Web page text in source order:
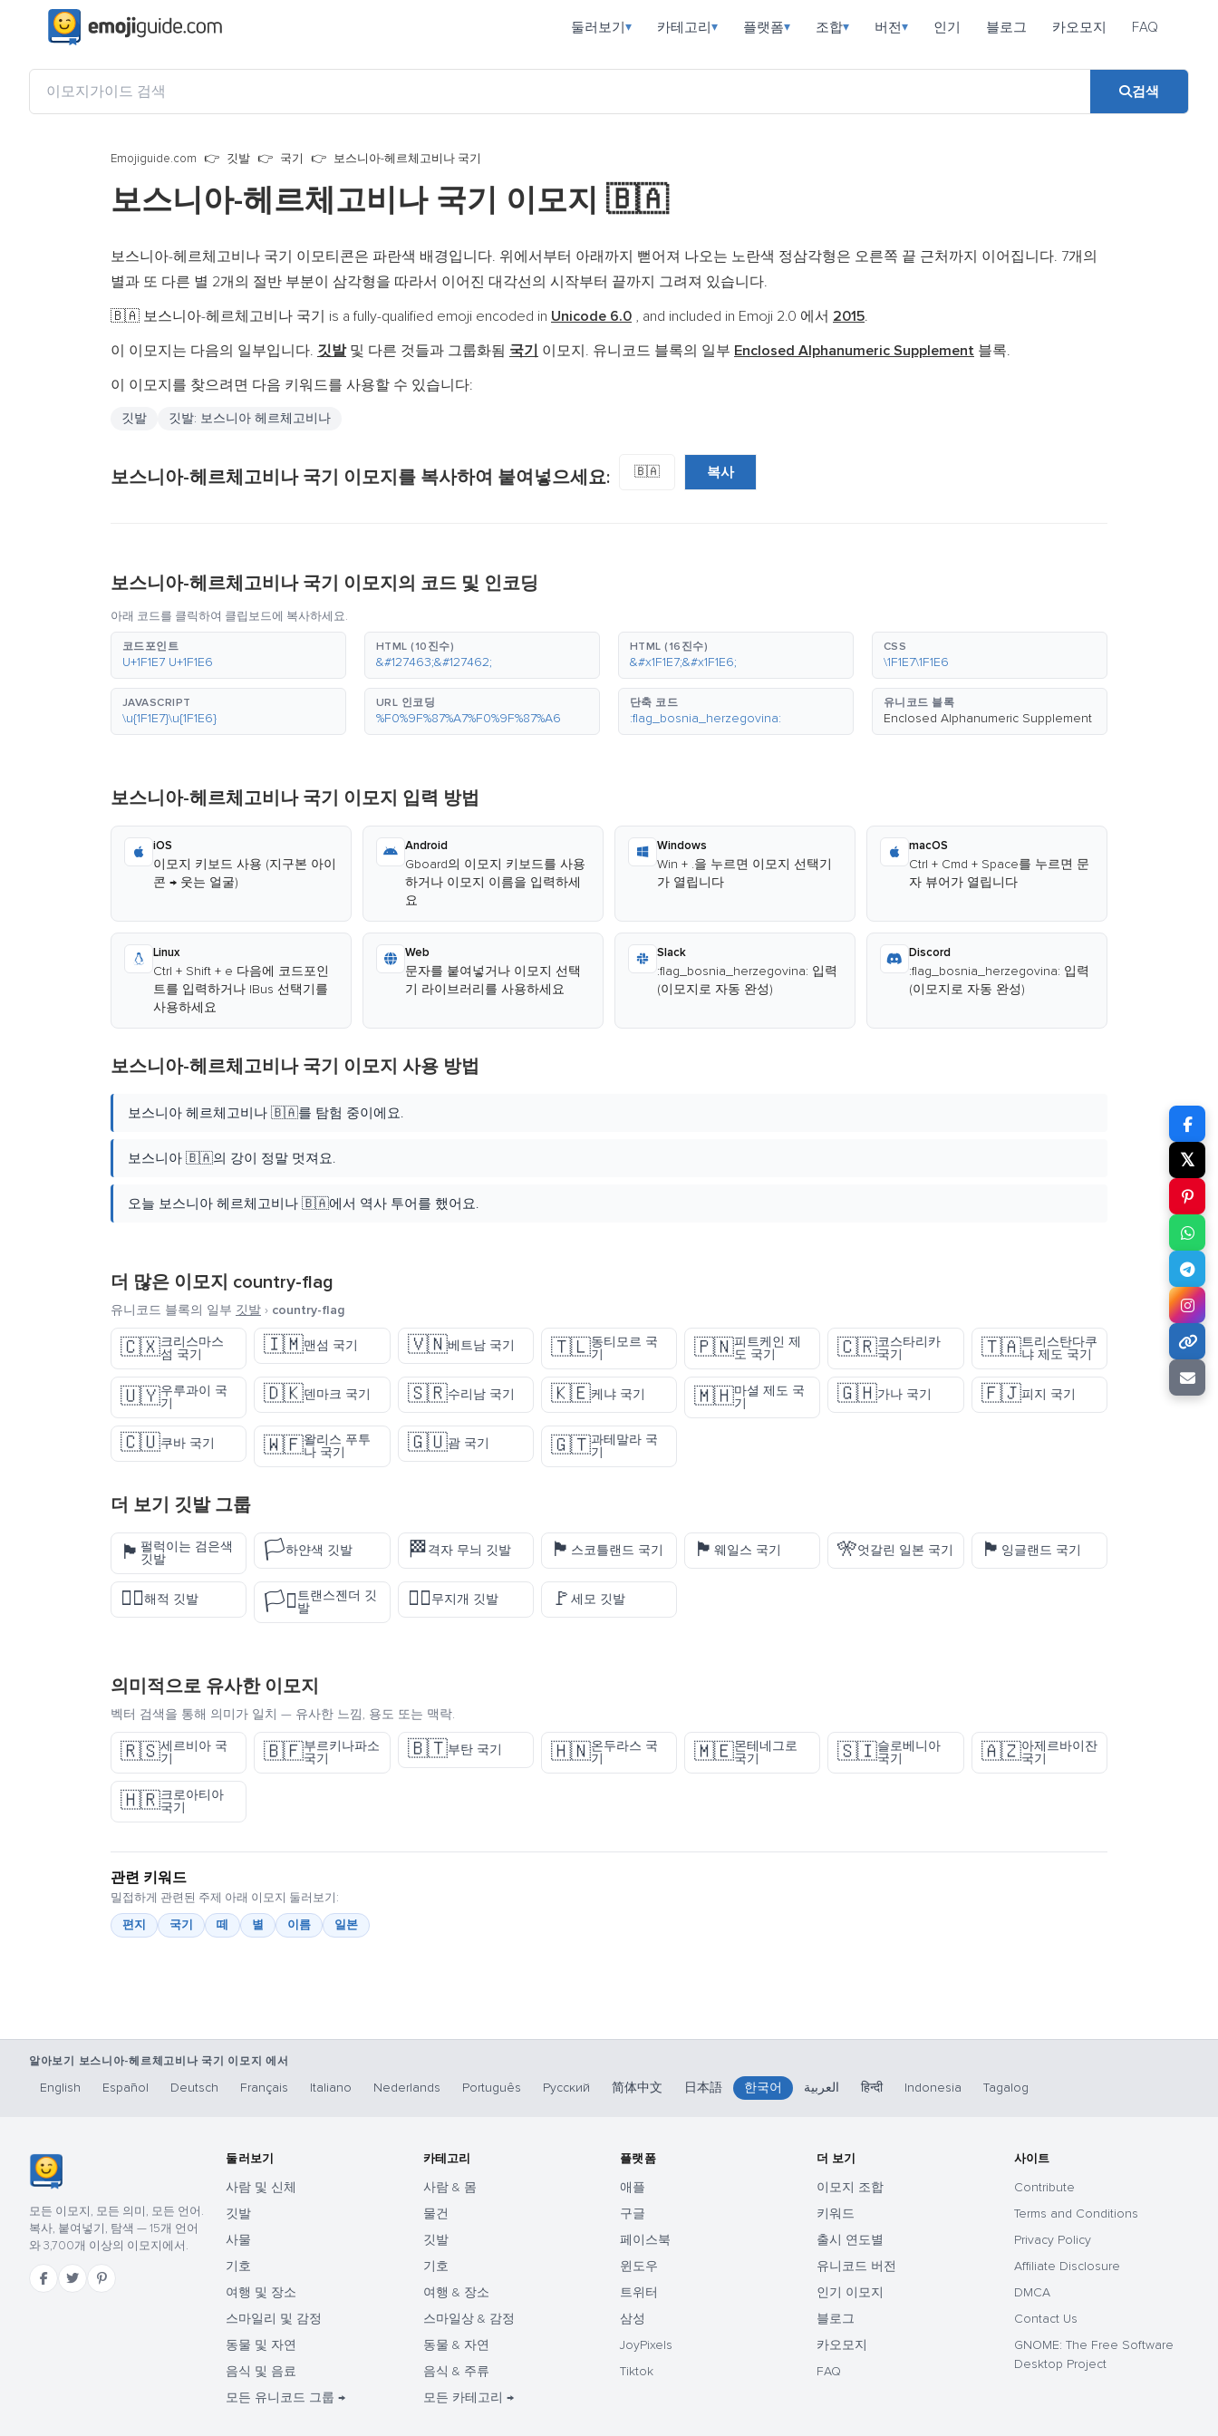
둘러보기▾ 카테고리▾ 플랫폼▾ 조합▾ 버전▾ 인기 블로그 카오모지 FAQ
검색
Emojiguide.com 깃발 국기 보스니아-헤르체고비나 국기
보스니아-헤르체고비나 국기 이모지 🇧🇦
보스니아-헤르체고비나 국기 이모티콘은 파란색 배경입니다. 위에서부터 아래까지 뻗어져 나오는 노란색 정삼각형은 오른쪽 끝 근처까지 이어집니다. 7개의
별과 또 다른 별 2개의 절반 부분이 삼각형을 따라서 이어진 대각선의 시작부터 끝까지 그려져 있습니다.
🇧🇦 보스니아-헤르체고비나 국기 is a fully-qualified emoji encoded in Unicode 6.0 , and included in Emoji 2.0 에서 2015.
이 이모지는 다음의 일부입니다. 깃발및 다른 것들과 그룹화됨 국기 이모지. 유니코드 블록의 일부 Enclosed Alphanumeric Supplement 블록.
이 이모지를 찾으려면 다음 키워드를 사용할 수 있습니다:
깃발 깃발: 보스니아 헤르체고비나
보스니아-헤르체고비나 국기 이모지를 복사하여 붙여넣으세요: 🇧🇦 복사
보스니아-헤르체고비나 국기 이모지의 코드 및 인코딩
아래 코드를 클릭하여 클립보드에 복사하세요.
코드포인트
U+1F1E7 U+1F1E6
HTML (10진수)
&#127463;&#127462;
HTML (16진수)
&#x1F1E7;&#x1F1E6;
CSS
\1F1E7\1F1E6
JAVASCRIPT
\u{1F1E7}\u{1F1E6}
URL 인코딩
%F0%9F%87%A7%F0%9F%87%A6
단축 코드
:flag_bosnia_herzegovina:
유니코드 블록
Enclosed Alphanumeric Supplement
보스니아-헤르체고비나 국기 이모지 입력 방법
iOS
이모지 키보드 사용 (지구본 아이
콘 → 웃는 얼굴)
Android
Gboard의 이모지 키보드를 사용
하거나 이모지 이름을 입력하세
요
Windows
Win + .을 누르면 이모지 선택기
가 열립니다
macOS
Ctrl + Cmd + Space를 누르면 문
자 뷰어가 열립니다
Linux
Ctrl + Shift + e 다음에 코드포인
트를 입력하거나 IBus 선택기를
사용하세요
Web
문자를 붙여넣거나 이모지 선택
기 라이브러리를 사용하세요
Slack
:flag_bosnia_herzegovina: 입력
(이모지로 자동 완성)
Discord
:flag_bosnia_herzegovina: 입력
(이모지로 자동 완성)
보스니아-헤르체고비나 국기 이모지 사용 방법
보스니아 헤르체고비나 🇧🇦를 탐험 중이에요.
보스니아 🇧🇦의 강이 정말 멋져요.
오늘 보스니아 헤르체고비나 🇧🇦에서 역사 투어를 했어요.
더 많은 이모지 country-flag
유니코드 블록의 일부 깃발 › country-flag
🇨🇽크리스마스
섬 국기
🇮🇲맨섬 국기 🇻🇳베트남 국기 🇹🇱동티모르 국
기
🇵🇳피트케인 제
도 국기
🇨🇷코스타리카
국기
🇹🇦트리스탄다쿠
냐 제도 국기
🇺🇾우루과이 국
기
🇩🇰덴마크 국기 🇸🇷수리남 국기 🇰🇪케냐 국기 🇲🇭마셜 제도 국
기
🇬🇭가나 국기 🇫🇯피지 국기
🇨🇺쿠바 국기 🇼🇫왈리스 푸투
나 국기
🇬🇺괌 국기 🇬🇹과테말라 국
기
더 보기 깃발그룹
🏴 펄럭이는 검은색
깃발
🏳️하얀색 깃발 🏁격자 무늬 깃발 🏴󠁧󠁢󠁳󠁣󠁴󠁿 스코틀랜드 국기 🏴󠁧󠁢󠁷󠁬󠁳󠁿웨일스 국기 🎌엇갈린 일본 국기 🏴󠁧󠁢󠁥󠁮󠁧󠁿 잉글랜드 국기
🏴‍☠️해적 깃발 🏳️‍⚧️트랜스젠더 깃
발
🏳️‍🌈무지개 깃발 🚩 세모 깃발
의미적으로 유사한 이모지
벡터 검색을 통해 의미가 일치 — 유사한 느낌, 용도 또는 맥락.
🇷🇸세르비아 국
기
🇧🇫부르키나파소
국기
🇧🇹부탄 국기 🇭🇳온두라스 국
기
🇲🇪몬테네그로
국기
🇸🇮슬로베니아
국기
🇦🇿아제르바이잔
국기
🇭🇷크로아티아
국기
관련 키워드
밀접하게 관련된 주제 아래 이모지 둘러보기:
편지
국기 떼 별 이름 일본
𝕏
알아보기 보스니아-헤르체고비나 국기 이모지 에서
English Español Deutsch Français Italiano Nederlands Português Русский 简体中文 日本語 한국어 العربية हिन्दी Indonesia Tagalog
모든 이모지, 모든 의미, 모든 언어.
복사, 붙여넣기, 탐색 — 15개 언어
와 3,700개 이상의 이모지에서.
둘러보기
사람 및 신체
깃발
사물
기호
여행 및 장소
스마일리 및 감정
동물 및 자연
음식 및 음료
모든 유니코드 그룹 →
카테고리
사람 & 몸
물건
깃발
기호
여행 & 장소
스마일상 & 감정
동물 & 자연
음식 & 주류
모든 카테고리 →
플랫폼
애플
구글
페이스북
윈도우
트위터
삼성
JoyPixels
Tiktok
더 보기
이모지 조합
키워드
출시 연도별
유니코드 버전
인기 이모지
블로그
카오모지
FAQ
사이트
Contribute
Terms and Conditions
Privacy Policy
Affiliate Disclosure
DMCA
Contact Us
GNOME: The Free Software
Desktop Project